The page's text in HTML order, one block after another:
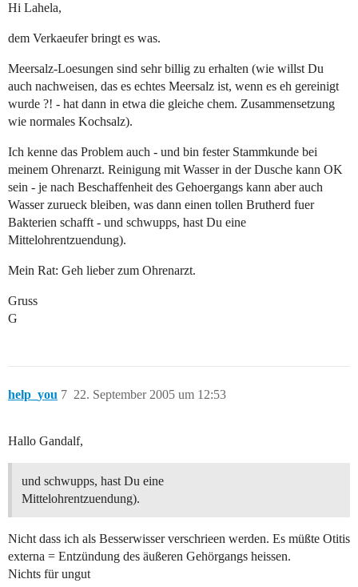
Hi Lahela,
dem Verkaeufer bringt es was.
Meersalz-Loesungen sind sehr billig zu erhalten (wie willst Du
auch nachweisen, das es echtes Meersalz ist, wenn es eh gereinigt
wurde ?! - hat dann in etwa die gleiche chem. Zusammensetzung
wie normales Kochsalz).
Ich kenne das Problem auch - und bin fester Stammkunde bei
meinem Ohrenarzt. Reinigung mit Wasser in der Dusche kann OK
sein - je nach Beschaffenheit des Gehoergangs kann aber auch
Wasser zurueck bleiben, was dann einen tollen Brutherd fuer
Bakterien schafft - und schwupps, hast Du eine
Mittelohrentzuendung).
Mein Rat: Geh lieber zum Ohrenarzt.
Gruss
G
help_you 22. September 2005 um 12:53
7
Hallo Gandalf,
und schwupps, hast Du eine
Mittelohrentzuendung).
Nicht dass ich als Besserwisser verschrieen werden. Es müßte Otitis
externa = Entzündung des äußeren Gehörgangs heissen.
Nichts für ungut